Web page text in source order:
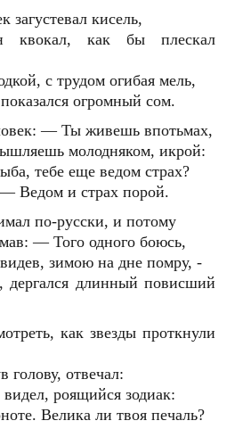
загустевал кисель,
квокал, как бы плескал
с трудом огибая мель,
огромный сом.
— Ты живешь впотьмах,
молодняком, икрой:
тебе еще ведом страх?
Ведом и страх порой.
по-русски, и потому
— Того одного боюсь,
зимою на дне помру, -
дергался длинный повисший
как звезды проткнули
голову, отвечал:
роящийся зодиак:
Велика ли твоя печаль?